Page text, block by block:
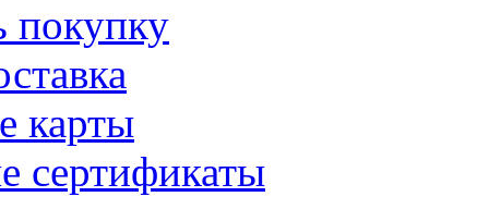
покупку
карты
сертификаты